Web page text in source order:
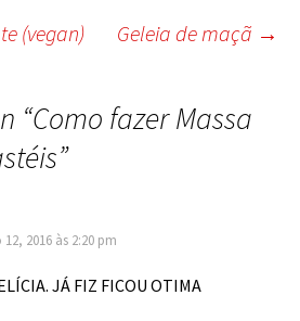
(vegan) Geleia de maçã →
“Como fazer Massa
”
12, 2016 às 2:20 pm
JÁ FIZ FICOU OTIMA